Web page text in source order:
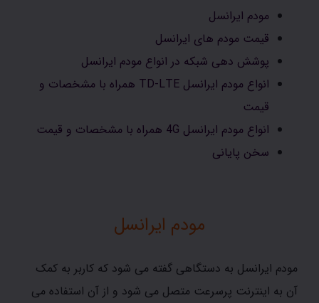
مودم ایرانسل
قیمت مودم های ایرانسل
پوشش دهی شبکه در انواع مودم ایرانسل
انواع مودم ایرانسل TD-LTE همراه با مشخصات و
قیمت
انواع مودم ایرانسل 4G همراه با مشخصات و قیمت
سخن پایانی
مودم ایرانسل
مودم ایرانسل به دستگاهی گفته می شود که کاربر به کمک
آن به اینترنت پرسرعت متصل می شود و از آن استفاده می